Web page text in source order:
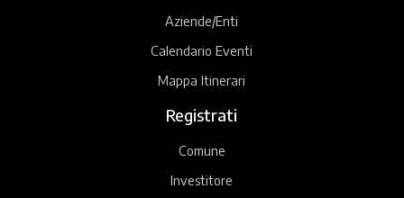
Aziende/Enti
Calendario Eventi
Mappa Itinerari
Registrati
Comune
Investitore